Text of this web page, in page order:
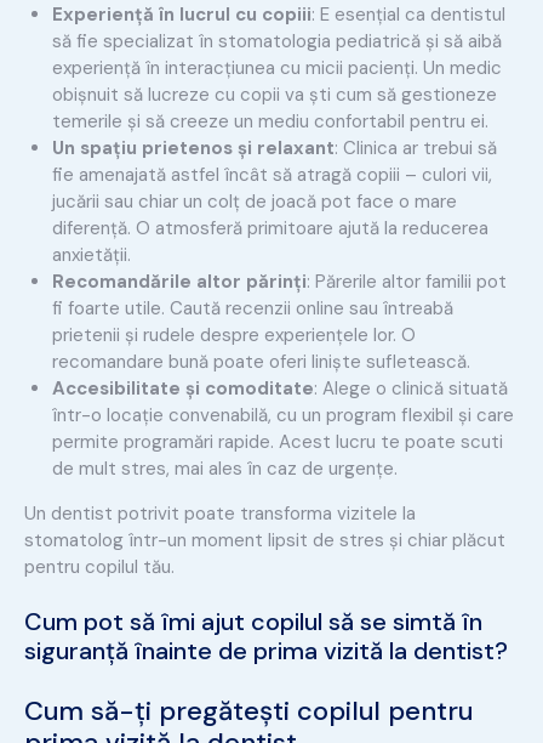
Experiență în lucrul cu copiii: E esențial ca dentistul
să fie specializat în stomatologia pediatrică și să aibă
experiență în interacțiunea cu micii pacienți. Un medic
obișnuit să lucreze cu copii va ști cum să gestioneze
temerile și să creeze un mediu confortabil pentru ei.
Un spațiu prietenos și relaxant: Clinica ar trebui să
fie amenajată astfel încât să atragă copiii – culori vii,
jucării sau chiar un colț de joacă pot face o mare
diferență. O atmosferă primitoare ajută la reducerea
anxietății.
Recomandările altor părinți: Părerile altor familii pot
fi foarte utile. Caută recenzii online sau întreabă
prietenii și rudele despre experiențele lor. O
recomandare bună poate oferi liniște sufletească.
Accesibilitate și comoditate: Alege o clinică situată
într-o locație convenabilă, cu un program flexibil și care
permite programări rapide. Acest lucru te poate scuti
de mult stres, mai ales în caz de urgențe.
Un dentist potrivit poate transforma vizitele la
stomatolog într-un moment lipsit de stres și chiar plăcut
pentru copilul tău.
Cum pot să îmi ajut copilul să se simtă în
siguranță înainte de prima vizită la dentist?
Cum să-ți pregătești copilul pentru